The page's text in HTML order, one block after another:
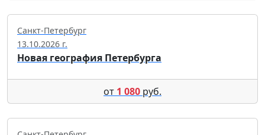
Санкт-Петербург
13.10.2026 г.
Новая география Петербурга
от 1 080 руб.